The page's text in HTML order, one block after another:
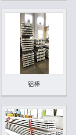
铝棒